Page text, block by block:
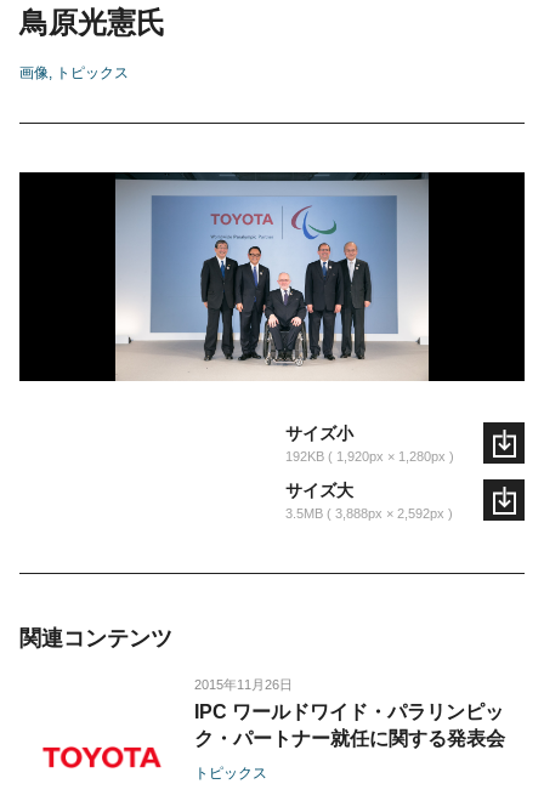
鳥原光憲氏
画像 トピックス
サイズ小
192KB 1,920px × 1,280px
サイズ大
3.5MB 3,888px × 2,592px
関連コンテンツ
2015年11月26日
IPC ワールドワイド・パラリンピッ
ク・パートナー就任に関する発表会
トピックス